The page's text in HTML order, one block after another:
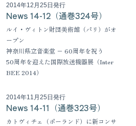
2014年12月25日発行
News 14-12（通巻324号）
ルイ・ヴィトン財団美術館（パリ）がオ
ープン
神奈川県立音楽堂 − 60周年を祝う
50周年を迎えた国際放送機器展（Inter
BEE 2014）
2014年11月25日発行
News 14-11（通巻323号）
カトヴィチェ（ポーランド）に新コンサ